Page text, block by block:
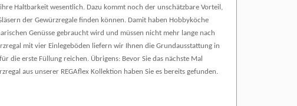
Haltbarkeit wesentlich. Dazu kommt noch der unschätzbare Vorteil,
der Gewürzregale finden können. Damit haben Hobbyköche
Genüsse gebraucht wird und müssen nicht mehr lange nach
mit vier Einlegeböden liefern wir Ihnen die Grundausstattung in
die erste Füllung reichen. Übrigens: Bevor Sie das nächste Mal
aus unserer REGAflex Kollektion haben Sie es bereits gefunden.